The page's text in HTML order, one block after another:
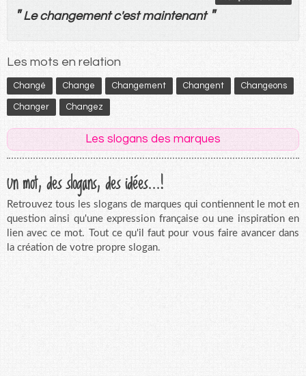
" Le changementc'est maintenant "
Les mots en relation
Changé Change Changement Changent Changeons
Changer Changez
Les slogans des marques
Un mot, des slogans, des idées...!
Retrouvez tous les slogans de marques qui contiennent le mot en
question ainsi qu'une expression française ou une inspiration en
lien avec ce mot. Tout ce qu'il faut pour vous faire avancer dans
la création de votre propre slogan.